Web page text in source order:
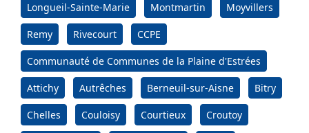
Longueil-Sainte-Marie Montmartin Moyvillers
Remy Rivecourt CCPE
Communauté de Communes de la Plaine d'Estrées
Attichy Autrêches Berneuil-sur-Aisne Bitry
Chelles Couloisy Courtieux Croutoy